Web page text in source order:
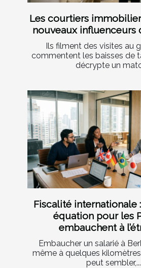
Les courtiers
nouveaux influenceurs
Ils filment des visites au
commentent les baisses de
décrypte un
Fiscalité internationale
équation pour les
embauchent à
Embaucher un salarié à
même à quelques
peut sembler,...